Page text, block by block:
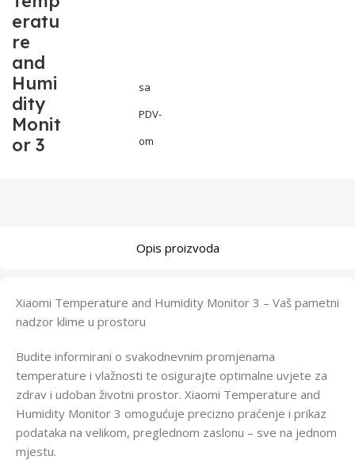
eratu
re
and
Humi
dity
Monit
or 3
sa
PDV-
om
Opis proizvoda
Xiaomi Temperature and Humidity Monitor 3 – Vaš pametni
nadzor klime u prostoru
Budite informirani o svakodnevnim promjenama
temperature i vlažnosti te osigurajte optimalne uvjete za
zdrav i udoban životni prostor. Xiaomi Temperature and
Humidity Monitor 3 omogućuje precizno praćenje i prikaz
podataka na velikom, preglednom zaslonu – sve na jednom
mjestu.